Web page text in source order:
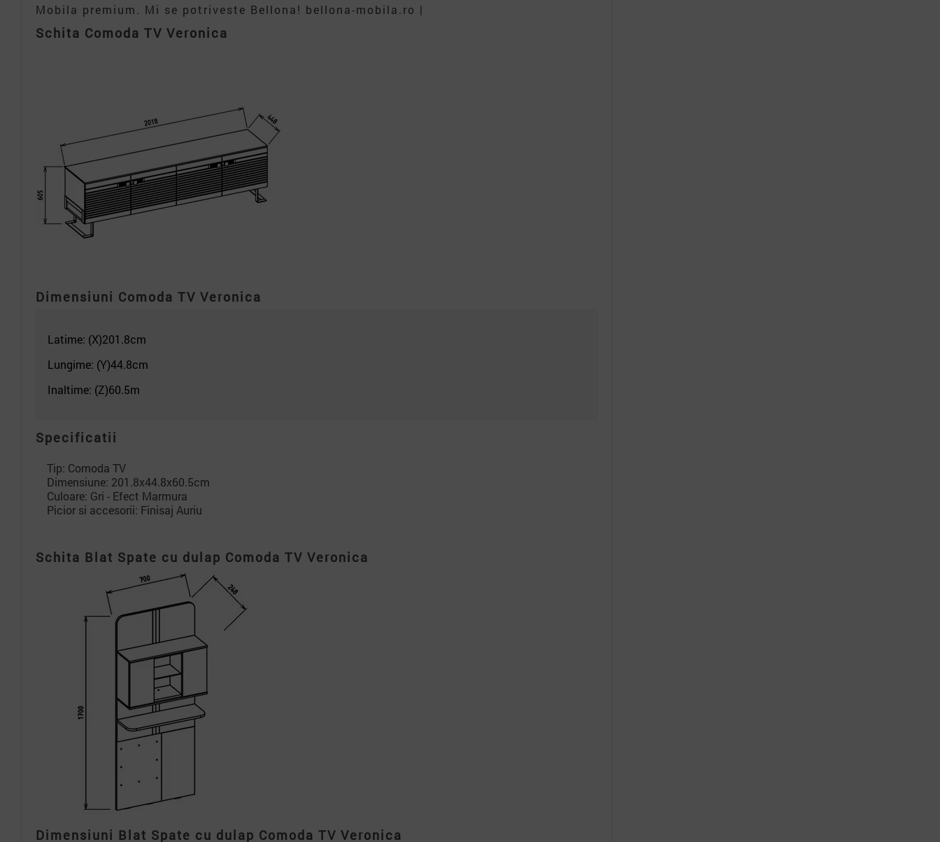
Mobila premium. Mi se potriveste Bellona! bellona-mobila.ro |
Schita Comoda TV Veronica
Dimensiuni Comoda TV Veronica
Latime: (X)201.8cm
Lungime: (Y)44.8cm
Inaltime: (Z)60.5m
Specificatii
Tip: Comoda TV
Dimensiune: 201.8x44.8x60.5cm
Culoare: Gri - Efect Marmura
Picior si accesorii: Finisaj Auriu
Schita Blat Spate cu dulap Comoda TV Veronica
Dimensiuni Blat Spate cu dulap Comoda TV Veronica